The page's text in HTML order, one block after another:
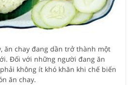
ăn chay đang dần trở thành một
Đối với những người đang ăn
không ít khó khăn khi chế biến
ăn chay.